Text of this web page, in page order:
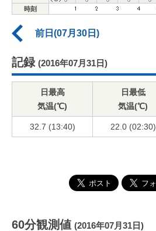
時刻
前日(07月30日)
記録 (2016年07月31日)
日最高
気温(℃)
日最低
気温(℃)
32.7 (13:40) 22.0 (02:30)
60分観測値 (2016年07月31日)